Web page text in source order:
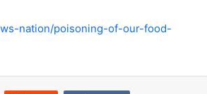
nation/poisoning-of-our-food-